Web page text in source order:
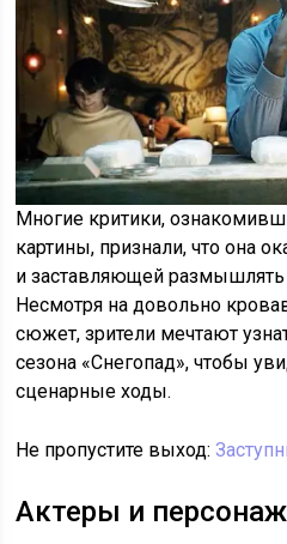
Многие критики,
картины, признали, что она
и заставляющей
Несмотря на довольно
сюжет, зрители мечтают
сезона «Снегопад», чтобы
сценарные ходы.
Не пропустите выход:
Актеры и